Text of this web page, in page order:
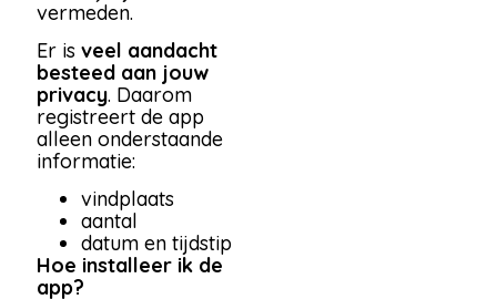
vermeden.
Er isveel aandacht
besteed aan jouw
privacy. Daarom
registreert de app
alleen onderstaande
informatie:
vindplaats
aantal
datum en tijdstip
Hoe installeer ik de
app?